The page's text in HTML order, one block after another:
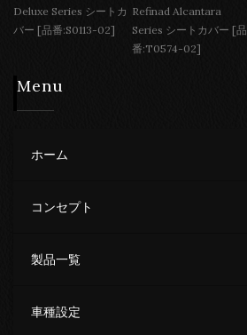
Deluxe Series シートカ
バー [品番:S0113-02]
Refinad Alcantara
Series シートカバー [品
番:T0574-02]
Menu
ホーム
コンセプト
製品一覧
車種設定